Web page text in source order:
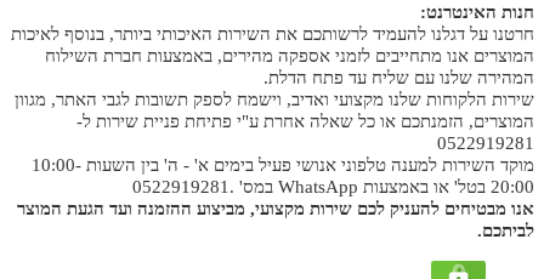
חנות האינטרנט:
חרטנו על דגלנו להעמיד לרשותכם את השירות האיכותי ביותר, בנוסף לאיכות
המוצרים אנו מתחייבים לזמני אספקה מהירים, באמצעות חברת השילוח
המהירה שלנו עם שליח עד פתח הדלת.
שירות הלקוחות שלנו מקצועי ואדיב, וישמח לספק תשובות לגבי האתר, מגוון
המוצרים, הזמנתכם או כל שאלה אחרת ע"י פתיחת פניית שירות ל-
0522919281
מוקד השירות למענה טלפוני אנושי פעיל בימים א' - ה' בין השעות 10:00-
20:00 בטל' או באמצעות WhatsApp במס' .0522919281
אנו מבטיחים להעניק לכם שירות מקצועי, מביצוע ההזמנה ועד הגעת המוצר
לביתכם.